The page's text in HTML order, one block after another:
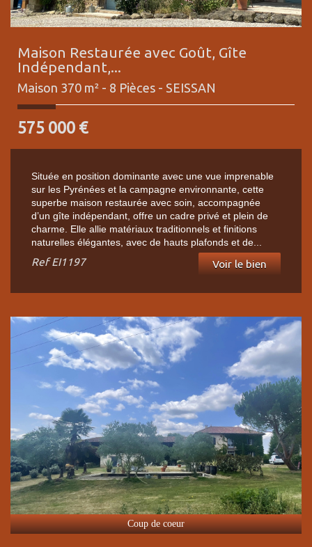
Maison Restaurée avec Goût, Gîte
Indépendant,...
Maison 370 m² - 8 Pièces - SEISSAN
575 000 €
Située en position dominante avec une vue imprenable
sur les Pyrénées et la campagne environnante, cette
superbe maison restaurée avec soin, accompagnée
d’un gîte indépendant, offre un cadre privé et plein de
charme. Elle allie matériaux traditionnels et finitions
naturelles élégantes, avec de hauts plafonds et de...
RefEI1197 Voir le bien
Coup de coeur